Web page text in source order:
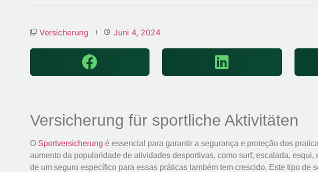
Versicherung Juni 4, 2024
Versicherung für sportliche Aktivitäten
O Sportversicherung é essencial para garantir a segurança e proteção dos
aumento da popularidade de atividades desportivas, como surf, escalada, esqui,
de um seguro específico para essas práticas também tem crescido. Este tipo de